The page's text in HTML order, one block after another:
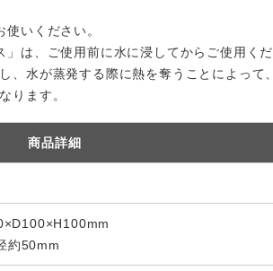
いください。
」は、ご使用前に水に浸してからご使用くだ
、水が蒸発する際に熱を奪うことによって、
ります。
商品詳細
約50mm